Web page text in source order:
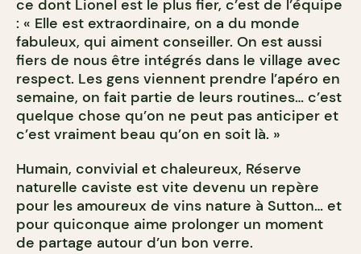
ce dont Lionel est le plus fier, c’est de l’équipe
: « Elle est extraordinaire, on a du monde
fabuleux, qui aiment conseiller. On est aussi
fiers de nous être intégrés dans le village avec
respect. Les gens viennent prendre l’apéro en
semaine, on fait partie de leurs routines… c’est
quelque chose qu’on ne peut pas anticiper et
c’est vraiment beau qu’on en soit là. »
Humain, convivial et chaleureux, Réserve
naturelle caviste est vite devenu un repère
pour les amoureux de vins nature à Sutton… et
pour quiconque aime prolonger un moment
de partage autour d’un bon verre.